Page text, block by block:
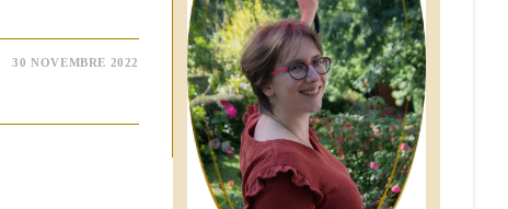
30 NOVEMBRE 2022